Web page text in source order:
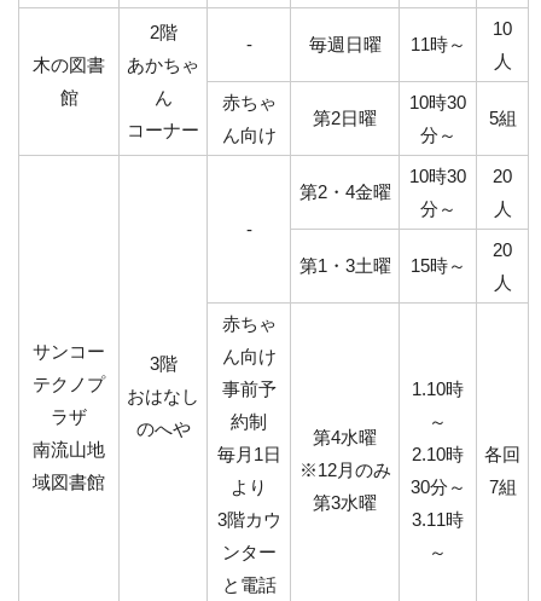
木の図書
館
2階
あかちゃ
ん
コーナー
- 毎週日曜 11時～
10
人
赤ちゃ
ん向け
第2日曜
10時30
分～
5組
サンコー
テクノプ
ラザ
南流山地
域図書館
3階
おはなし
のへや
‐
第2・4金曜
10時30
分～
20
人
第1・3土曜 15時～
20
人
赤ちゃ
ん向け
事前予
約制
毎月1日
より
3階カウ
ンター
と電話
第4水曜
※12月のみ
第3水曜
1.10時
～
2.10時
30分～
3.11時
～
各回
7組